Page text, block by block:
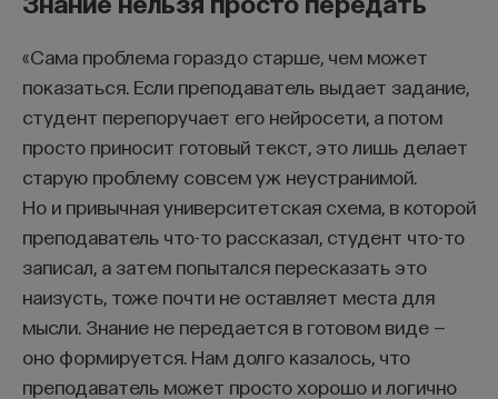
«Сама проблема гораздо старше, чем может
показаться. Если преподаватель выдает задание,
студент перепоручает его нейросети, а потом
просто приносит готовый текст, это лишь делает
старую проблему совсем уж неустранимой.
Но и привычная университетская схема, в которой
преподаватель что-то рассказал, студент что-то
записал, а затем попытался пересказать это
наизусть, тоже почти не оставляет места для
мысли. Знание не передается в готовом виде —
оно формируется. Нам долго казалось, что
преподаватель может просто хорошо и логично